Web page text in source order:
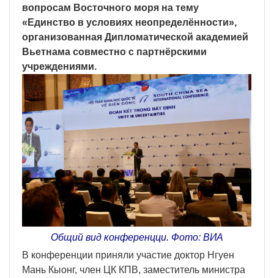
вопросам Восточного моря на тему
«Единство в условиях неопределённости»,
организованная Дипломатической академией
Вьетнама совместно с партнёрскими
учреждениями.
Общий вид конференцци. Фото: ВИА
В конференции приняли участие доктор Нгуен
Мань Кыонг, член ЦК КПВ, заместитель министра